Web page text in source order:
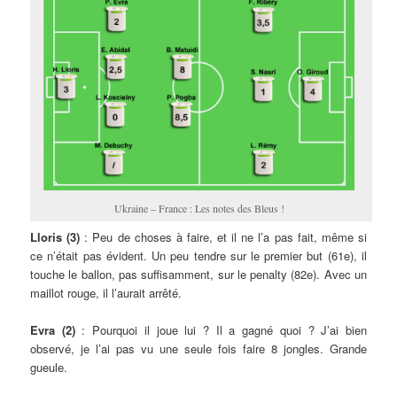
Ukraine – France : Les notes des Bleus !
Lloris (3) : Peu de choses à faire, et il ne l’a pas fait, même si
ce n’était pas évident. Un peu tendre sur le premier but (61e), il
touche le ballon, pas suffisamment, sur le penalty (82e). Avec un
maillot rouge, il l’aurait arrêté.
Evra (2): Pourquoi il joue lui ? Il a gagné quoi ? J’ai bien
observé, je l’ai pas vu une seule fois faire 8 jongles. Grande
gueule.